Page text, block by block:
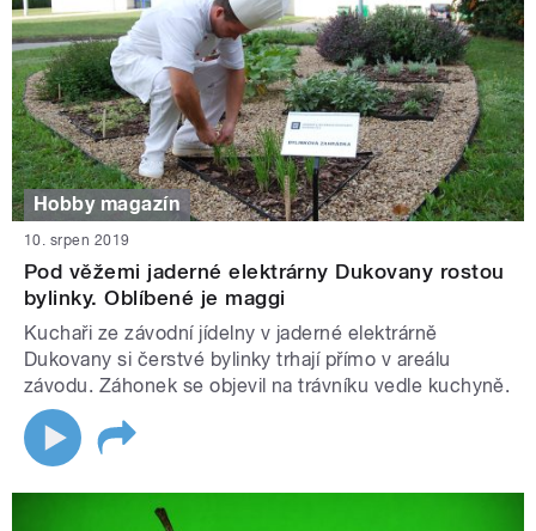
Hobby magazín
10. srpen 2019
Pod věžemi jaderné elektrárny Dukovany rostou
bylinky. Oblíbené je maggi
Kuchaři ze závodní jídelny v jaderné elektrárně
Dukovany si čerstvé bylinky trhají přímo v areálu
závodu. Záhonek se objevil na trávníku vedle kuchyně.